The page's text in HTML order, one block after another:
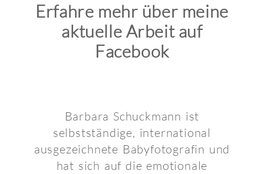
Erfahre mehr über meine
aktuelle Arbeit auf
Facebook
Barbara Schuckmann ist
selbstständige, international
ausgezeichnete Babyfotografin und
hat sich auf die emotionale